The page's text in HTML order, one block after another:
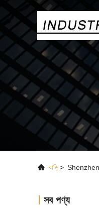
বাড়ি>
সব পণ্য